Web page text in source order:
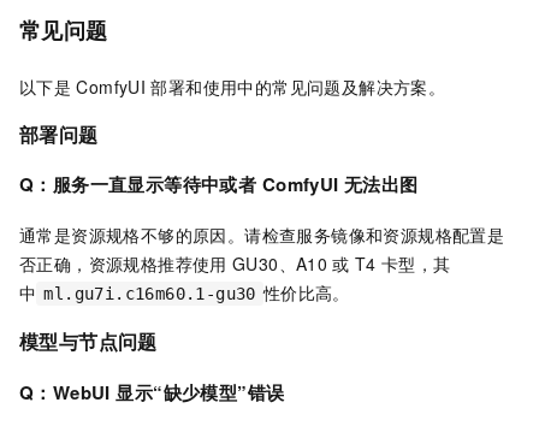
常见问题
以下是 ComfyUI 部署和使用中的常见问题及解决方案。
部署问题
Q：服务一直显示等待中或者 ComfyUI 无法出图
通常是资源规格不够的原因。请检查服务镜像和资源规格配置是
否正确，资源规格推荐使用 GU30、A10 或 T4 卡型，其
中 ml.gu7i.c16m60.1-gu30 性价比高。
模型与节点问题
Q：WebUI 显示“缺少模型”错误